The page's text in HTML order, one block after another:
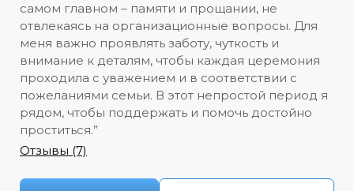
самом главном – памяти и прощании, не
отвлекаясь на организационные вопросы. Для
меня важно проявлять заботу, чуткость и
внимание к деталям, чтобы каждая церемония
проходила с уважением и в соответствии с
пожеланиями семьи. В этот непростой период я
рядом, чтобы поддержать и помочь достойно
проститься.”
Отзывы (7)